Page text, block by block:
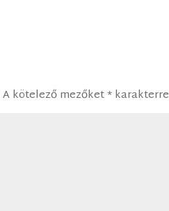
A kötelező mezőket*